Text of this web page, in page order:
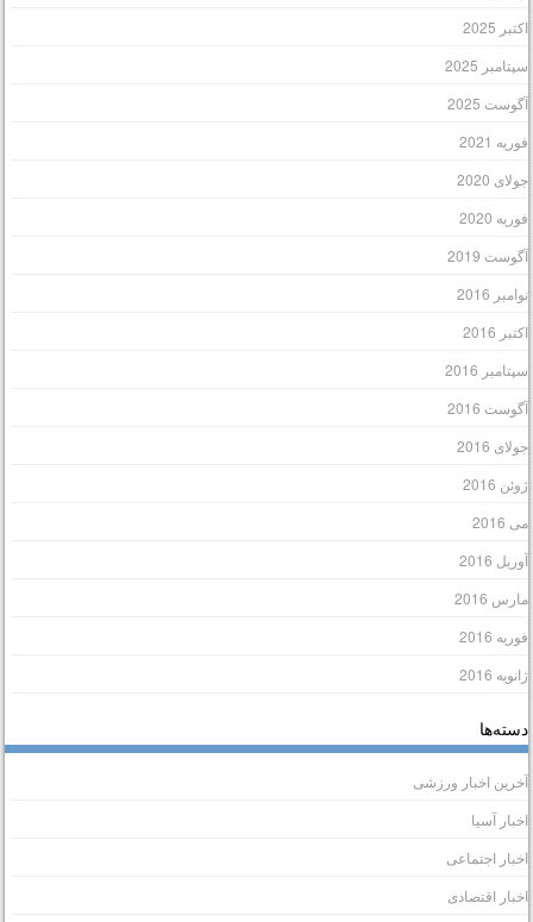
2025
2025
2025
2021
2020
2020
2019
2016
2016
2016
2016
2016
2016
2016
2016
2016
2016
2016
اخبار ورزشی
آسیا
اجتماعی
اقتصادی